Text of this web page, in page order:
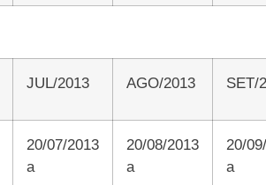
JUL/2013 AGO/2013
20/07/2013
a
20/08/2013
a
20/09/2013
a